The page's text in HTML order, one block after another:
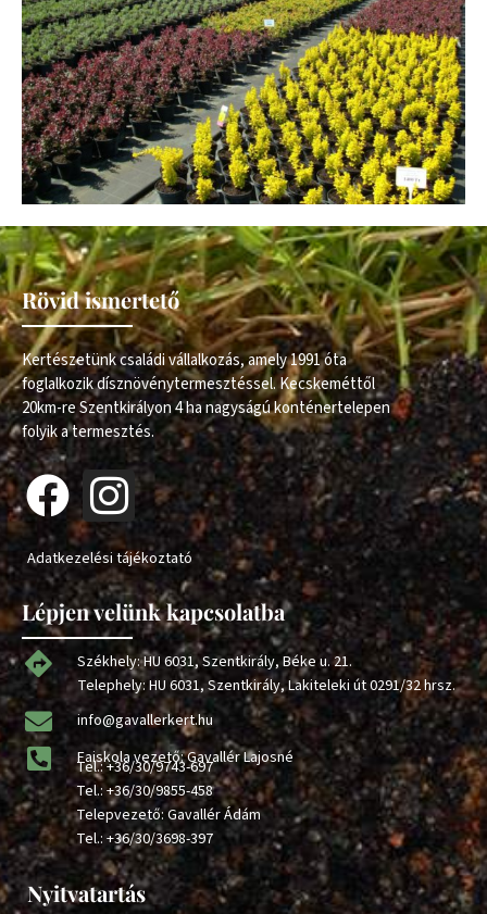
Rövid ismertető
Kertészetünk családi vállalkozás, amely 1991 óta
foglalkozik dísznövénytermesztéssel. Kecskeméttől
20km-re Szentkirályon 4 ha nagyságú konténertelepen
folyik a termesztés.
Adatkezelési tájékoztató
Lépjen velünk kapcsolatba
Székhely: HU 6031, Szentkirály, Béke u. 21.
Telephely: HU 6031, Szentkirály, Lakiteleki út 0291/32 hrsz.
info@gavallerkert.hu
Faiskola vezető: Gavallér Lajosné
Tel.:+36/30/9743-697
Tel.:+36/30/9855-458
Telepvezető: Gavallér Ádám
Tel.:+36/30/3698-397
Nyitvatartás